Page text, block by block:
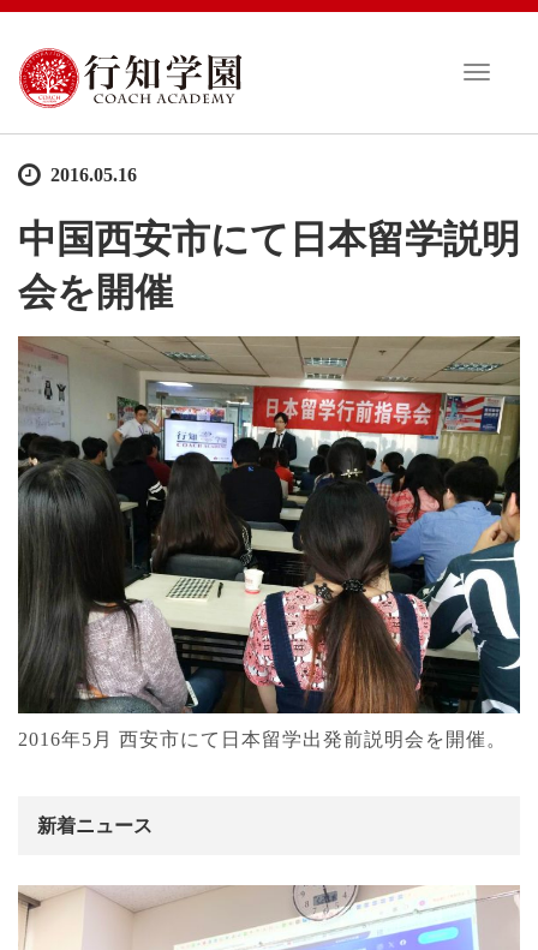
T
n
a
g
a
t
i
o
2016.05.16
中国西安市にて日本留学説明
会を開催
2016年5月 西安市にて日本留学出発前説明会を開催。
新着ニュース